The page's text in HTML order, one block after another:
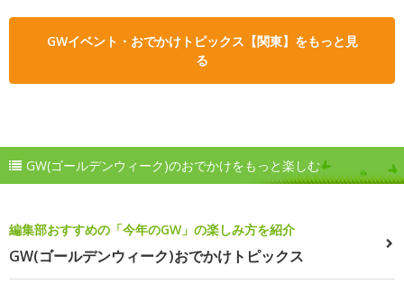
GWイベント・おでかけトピックス【関東】をもっと見
る
GW(ゴールデンウィーク)のおでかけをもっと楽しむ
編集部おすすめの「今年のGW」の楽しみ方を紹介
GW(ゴールデンウィーク)おでかけトピックス